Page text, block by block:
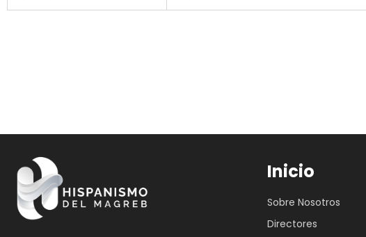
Inicio
Sobre Nosotros
Directores